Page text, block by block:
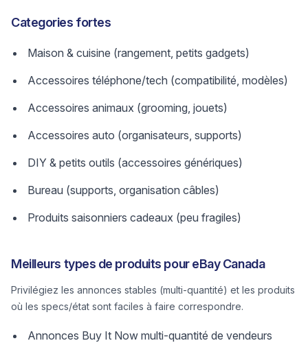
Categories fortes
Maison & cuisine (rangement, petits gadgets)
Accessoires téléphone/tech (compatibilité, modèles)
Accessoires animaux (grooming, jouets)
Accessoires auto (organisateurs, supports)
DIY & petits outils (accessoires génériques)
Bureau (supports, organisation câbles)
Produits saisonniers cadeaux (peu fragiles)
Meilleurs types de produits pour eBay Canada
Privilégiez les annonces stables (multi-quantité) et les produits
où les specs/état sont faciles à faire correspondre.
Annonces Buy It Now multi-quantité de vendeurs